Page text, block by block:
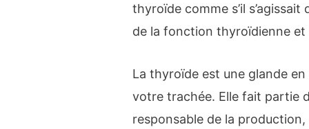
thyroïde comme s’il
de la fonction thyroïdienne et
La thyroïde est une glande
votre trachée. Elle fait partie
responsable de la